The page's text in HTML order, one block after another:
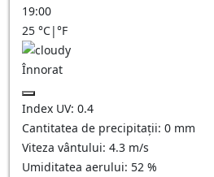
19:00
25 °C|°F
Înnorat
Index UV: 0.4
Cantitatea de precipitații: 0 mm
Viteza vântului: 4.3 m/s
Umiditatea aerului: 52 %